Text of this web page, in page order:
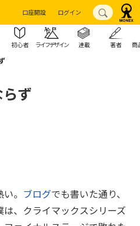
口座開設 ログイン
初心者 ライフデザイン 連載 著者 商
ず
。 ブログでも書いた通り、
、クライマックスシリーズ